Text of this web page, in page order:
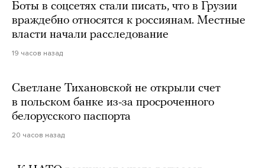
Боты в соцсетях стали писать, что в Грузии
враждебно относятся к россиянам. Местные
власти начали расследование
19 часов назад
Светлане Тихановской не открыли счет
в польском банке из-за просроченного
белорусского паспорта
20 часов назад